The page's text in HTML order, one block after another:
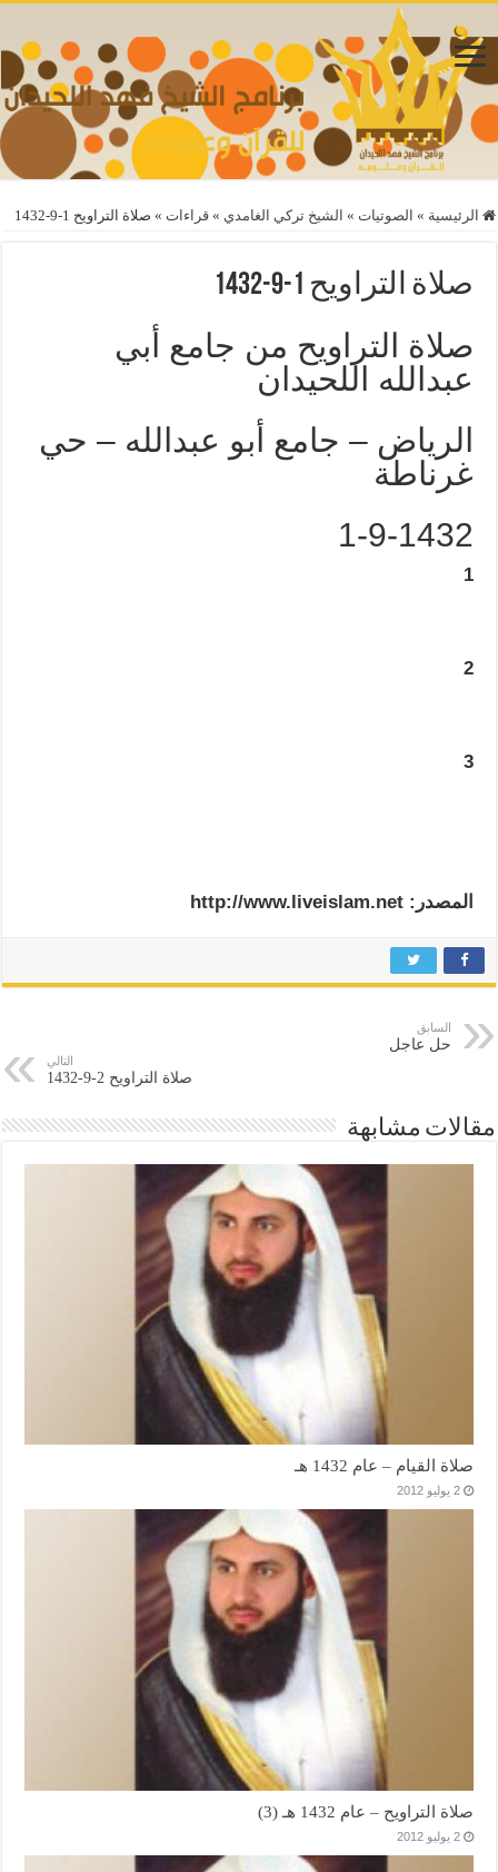
الرئيسية » الصوتيات » الشيخ تركي الغامدي » قراءات » صلاة التراويح 1-9-1432
صلاة التراويح 1-9-1432
صلاة التراويح من جامع أبي
عبدالله اللحيدان
الرياض – جامع أبو عبدالله – حي
غرناطة
1-9-1432
1
2
3
المصدر: http://www.liveislam.net
السابق
حل عاجل
التالي
صلاة التراويح 2-9-1432
مقالات مشابهة
صلاة القيام – عام 1432 هـ
2 يوليو 2012
صلاة التراويح – عام 1432 هـ (3)
2 يوليو 2012